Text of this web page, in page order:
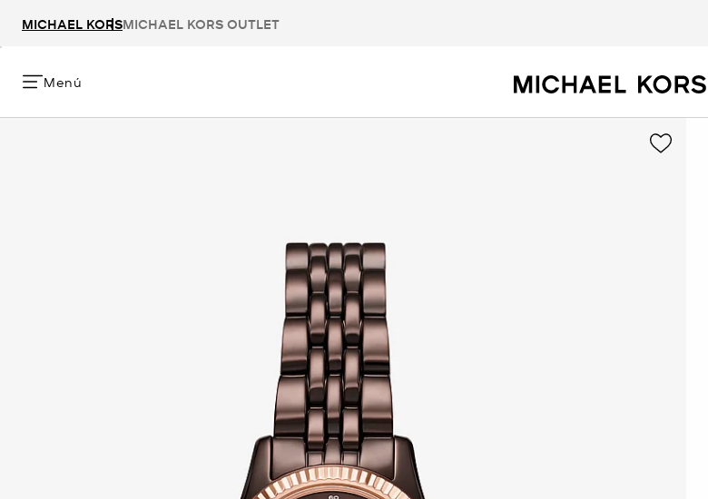
MICHAEL KORSMICHAEL KORS OUTLET
Menú